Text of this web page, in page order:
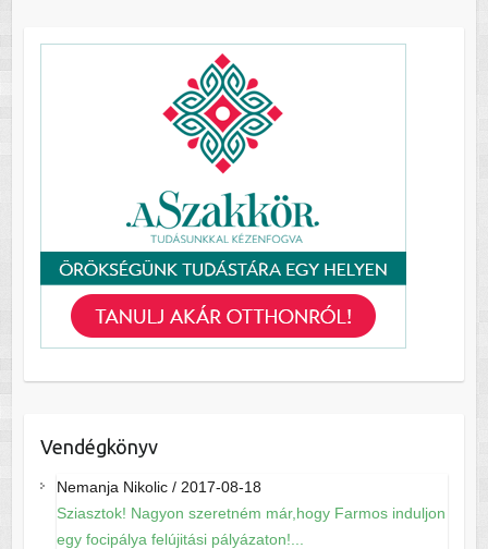
Vendégkönyv
Nemanja Nikolic/ 2017-08-18
Sziasztok! Nagyon szeretném már,hogy Farmos induljon
egy focipálya felújitási pályázaton!...